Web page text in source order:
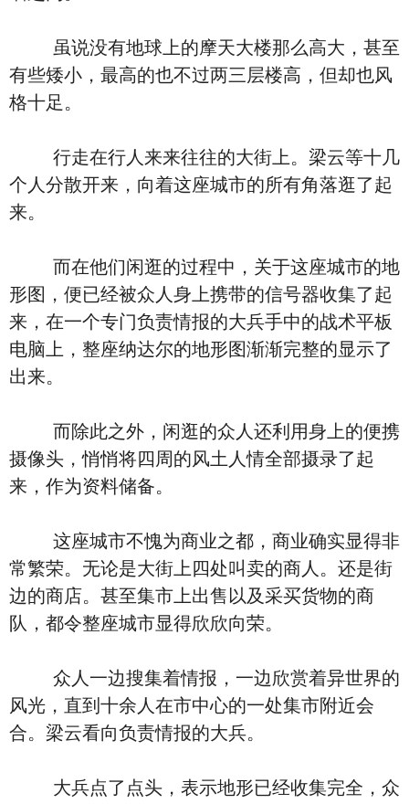
虽说没有地球上的摩天大楼那么高大，甚至
有些矮小，最高的也不过两三层楼高，但却也风
格十足。
行走在行人来来往往的大街上。梁云等十几
个人分散开来，向着这座城市的所有角落逛了起
来。
而在他们闲逛的过程中，关于这座城市的地
形图，便已经被众人身上携带的信号器收集了起
来，在一个专门负责情报的大兵手中的战术平板
电脑上，整座纳达尔的地形图渐渐完整的显示了
出来。
而除此之外，闲逛的众人还利用身上的便携
摄像头，悄悄将四周的风土人情全部摄录了起
来，作为资料储备。
这座城市不愧为商业之都，商业确实显得非
常繁荣。无论是大街上四处叫卖的商人。还是街
边的商店。甚至集市上出售以及采买货物的商
队，都令整座城市显得欣欣向荣。
众人一边搜集着情报，一边欣赏着异世界的
风光，直到十余人在市中心的一处集市附近会
合。梁云看向负责情报的大兵。
大兵点了点头，表示地形已经收集完全，众